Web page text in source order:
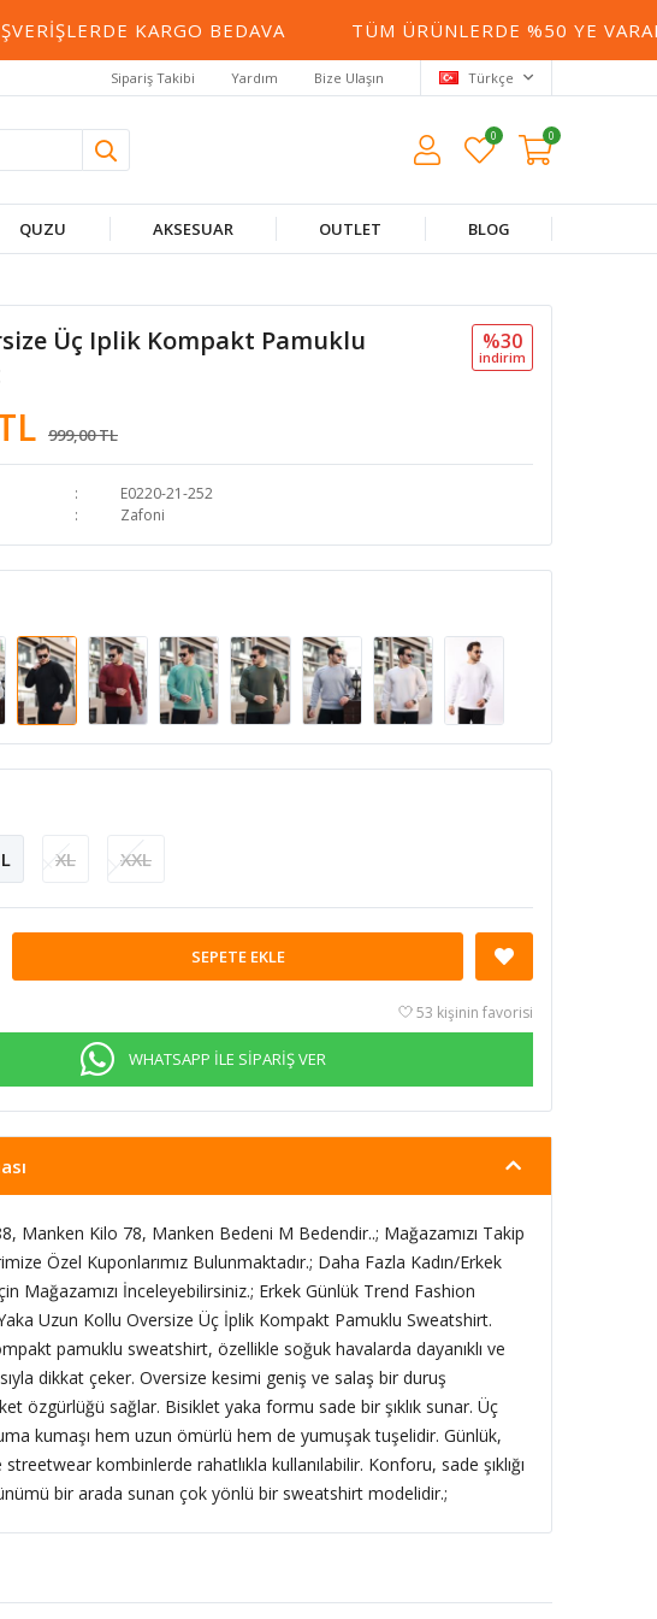
KARGO BEDAVA TÜM ÜRÜNLERDE %50 YE VARAN
Sipariş Takibi Yardım Bize Ulaşın Türkçe
0 0
QUZU AKSESUAR OUTLET BLOG
Üç Iplik Kompakt Pamuklu
999,00 TL
%30
i̇ndi̇ri̇m
E0220-21-252
Zafoni
L XL XXL
SEPETE EKLE
53 kişinin favorisi
WHATSAPP İLE SİPARİŞ VER
Manken Kilo 78, Manken Bedeni M Bedendir..; Mağazamızı Takip
Özel Kuponlarımız Bulunmaktadır.; Daha Fazla Kadın/Erkek
Mağazamızı İnceleyebilirsiniz.; Erkek Günlük Trend Fashion
Uzun Kollu Oversize Üç İplik Kompakt Pamuklu Sweatshirt.
pamuklu sweatshirt, özellikle soğuk havalarda dayanıklı ve
dikkat çeker. Oversize kesimi geniş ve salaş bir duruş
özgürlüğü sağlar. Bisiklet yaka formu sade bir şıklık sunar. Üç
kumaşı hem uzun ömürlü hem de yumuşak tuşelidir. Günlük,
kombinlerde rahatlıkla kullanılabilir. Konforu, sade şıklığı
bir arada sunan çok yönlü bir sweatshirt modelidir.;